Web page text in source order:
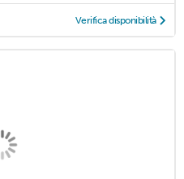
Verifica disponibilità